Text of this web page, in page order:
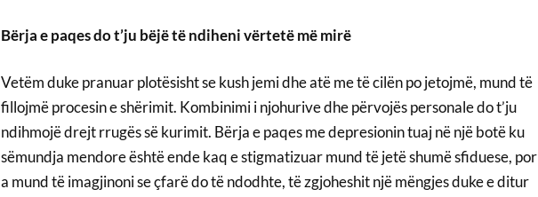
Bërja e paqes do t’ju bëjë të ndiheni vërtetë më mirë
Vetëm duke pranuar plotësisht se kush jemi dhe atë me të cilën po jetojmë, mund të
fillojmë procesin e shërimit. Kombinimi i njohurive dhe përvojës personale do t’ju
ndihmojë drejt rrugës së kurimit. Bërja e paqes me depresionin tuaj në një botë ku
sëmundja mendore është ende kaq e stigmatizuar mund të jetë shumë sfiduese, por
a mund të imagjinoni se çfarë do të ndodhte, të zgjoheshit një mëngjes duke e ditur